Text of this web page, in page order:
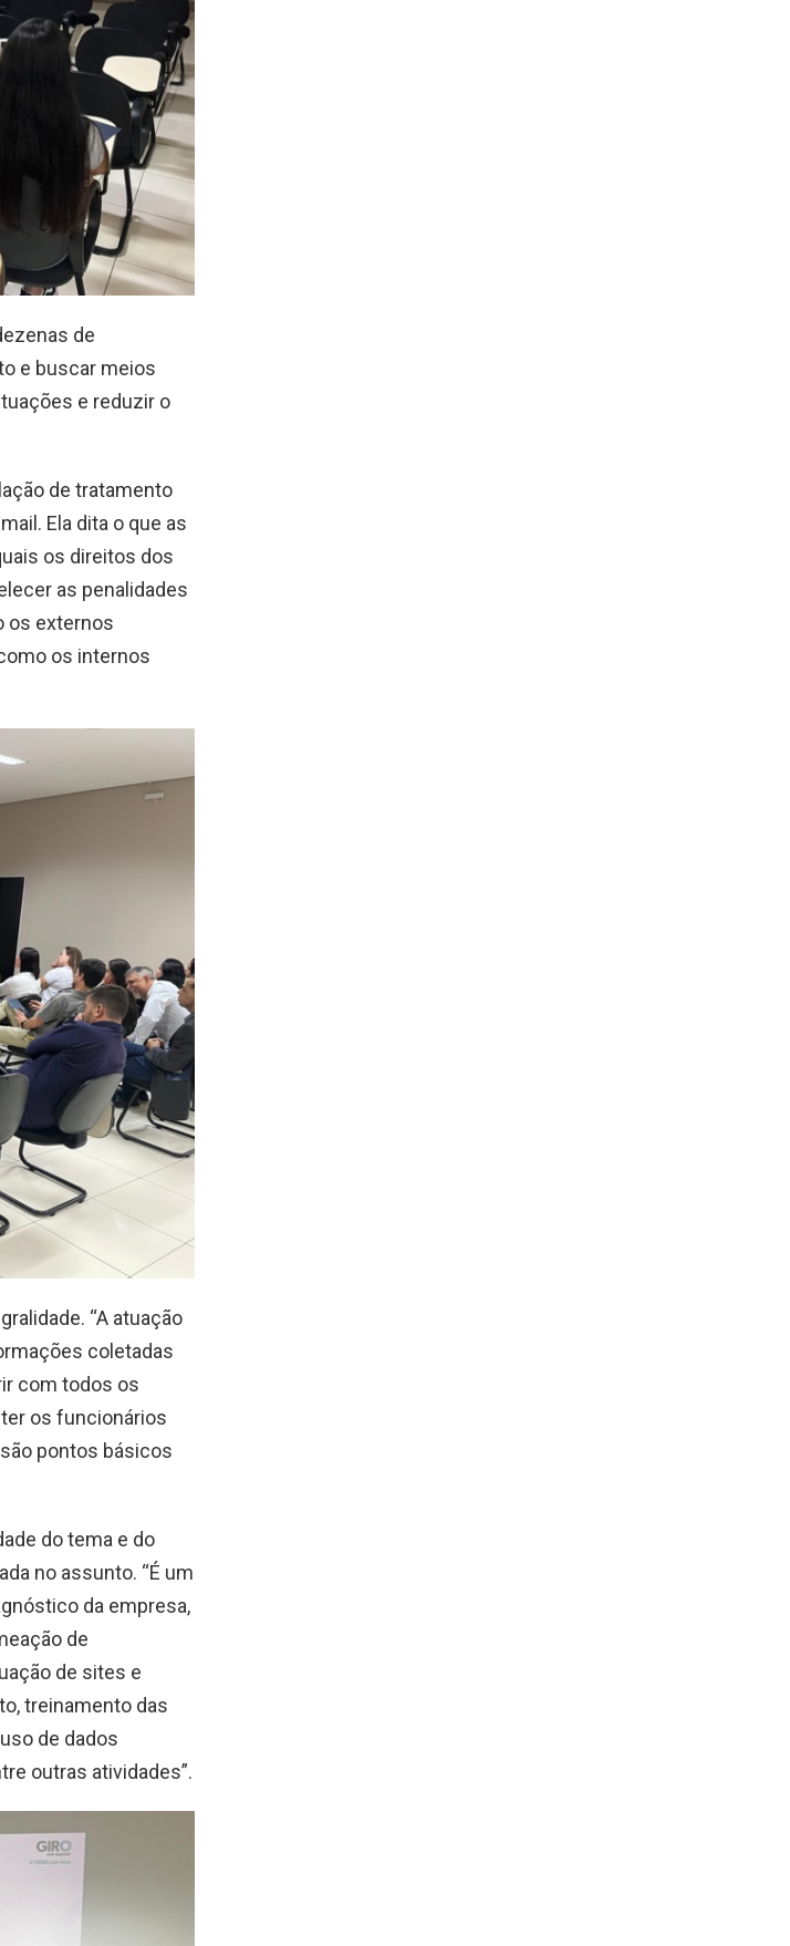
de
e buscar meios
e reduzir o
de tratamento
Ela dita o que as
os direitos dos
as penalidades
os externos
os internos
“A atuação
coletadas
com todos os
os funcionários
pontos básicos
do tema e do
no assunto. “É um
da empresa,
de
de sites e
treinamento das
de dados
outras atividades”.